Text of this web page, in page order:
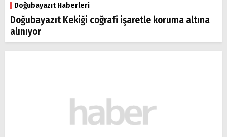
Doğubayazıt Haberleri
Doğubayazıt Kekiği coğrafi işaretle koruma altına
alınıyor